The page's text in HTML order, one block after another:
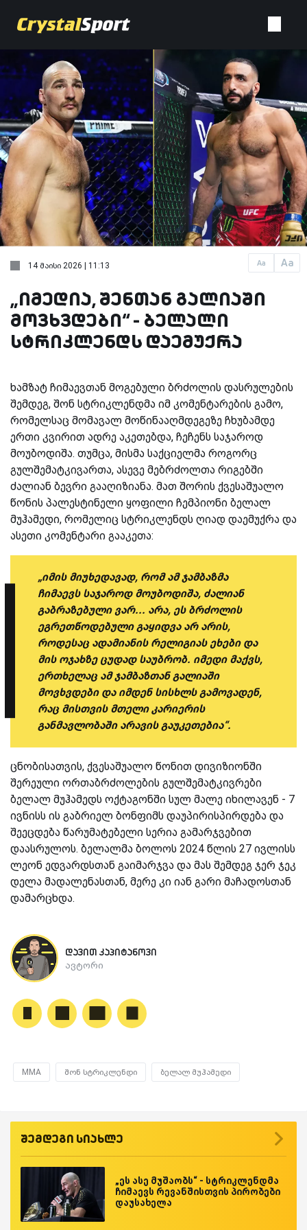
Aa Aa
14 მაისი 2026 | 11:13
„იმედია, შენთან გალიაში
მოვხვდები“ - ბელალი
სტრიკლენდს დაემუქრა
ხამზატ ჩიმაევთან მოგებული ბრძოლის დასრულების
შემდეგ, შონ სტრიკლენდმა იმ კომენტარების გამო,
რომელსაც მომავალ მოწინააღმდეგეზე ჩხუბამდე
ერთი კვირით ადრე აკეთებდა, ჩეჩენს საჯაროდ
მოუბოდიშა. თუმცა, მისმა საქციელმა როგორც
გულშემატკივართა, ასევე მებრძოლთა რიგებში
ძალიან ბევრი გააღიზიანა. მათ შორის ქვესაშუალო
წონის პალესტინელი ყოფილი ჩემპიონი ბელალ
მუჰამედი, რომელიც სტრიკლენდს ღიად დაემუქრა და
ასეთი კომენტარი გააკეთა:
„იმის მიუხედავად, რომ ამ ჯამბაზმა
ჩიმაევს საჯაროდ მოუბოდიშა, ძალიან
გაბრაზებული ვარ... არა, ეს ბრძოლის
ეგრეთწოდებული გაყიდვა არ არის,
როდესაც ადამიანის რელიგიას ეხები და
მის ოჯახზე ცუდად საუბრობ. იმედი მაქვს,
ერთხელაც ამ ჯამბაზთან გალიაში
მოვხვდები და იმდენ სისხლს გამოვადენ,
რაც მისთვის მთელი კარიერის
განმავლობაში არავის გაუკეთებია“.
ცნობისათვის, ქვესაშუალო წონით დივიზიონში
შერეული ორთაბრძოლების გულშემატკივრები
ბელალ მუჰამედს ოქტაგონში სულ მალე იხილავენ - 7
ივნისს ის გაბრიელ ბონფიმს დაუპირისპირდება და
შეეცდება წარუმატებელი სერია გამარჯვებით
დაასრულოს. ბელალმა ბოლოს 2024 წლის 27 ივლისს
ლეონ ედვარდსთან გაიმარჯვა და მას შემდეგ ჯერ ჯეკ
დელა მადალენასთან, მერე კი იან გარი მაჩადოსთან
დამარცხდა.
დავით კაპიტანოვი
ავტორი
MMA შონ სტრიკლენდი ბელალ მუჰამედი
შემდეგი სიახლე
„ეს ასე მუშაობს“ - სტრიკლენდმა
ჩიმაევს რევანშისთვის პირობები
დაუსახელა